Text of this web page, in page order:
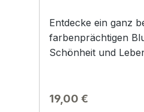
Entdecke ein ganz
farbenprächtigen Blumenhut – ein
Schönheit und
Arbeit, Gaming
Regulärer Preis:
19,00 €